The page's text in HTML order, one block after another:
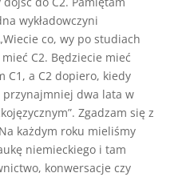
wykładowczyni
co, wy po studiach
C2. Będziecie mieć
C1, a C2 dopiero, kiedy
przynajmniej dwa lata w
Zgadzam się z
każdym roku mieliśmy
niemieckiego i tam
konwersacje czy